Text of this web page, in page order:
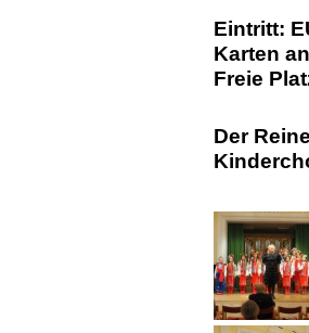
Eintritt:
Karten
Freie
Der